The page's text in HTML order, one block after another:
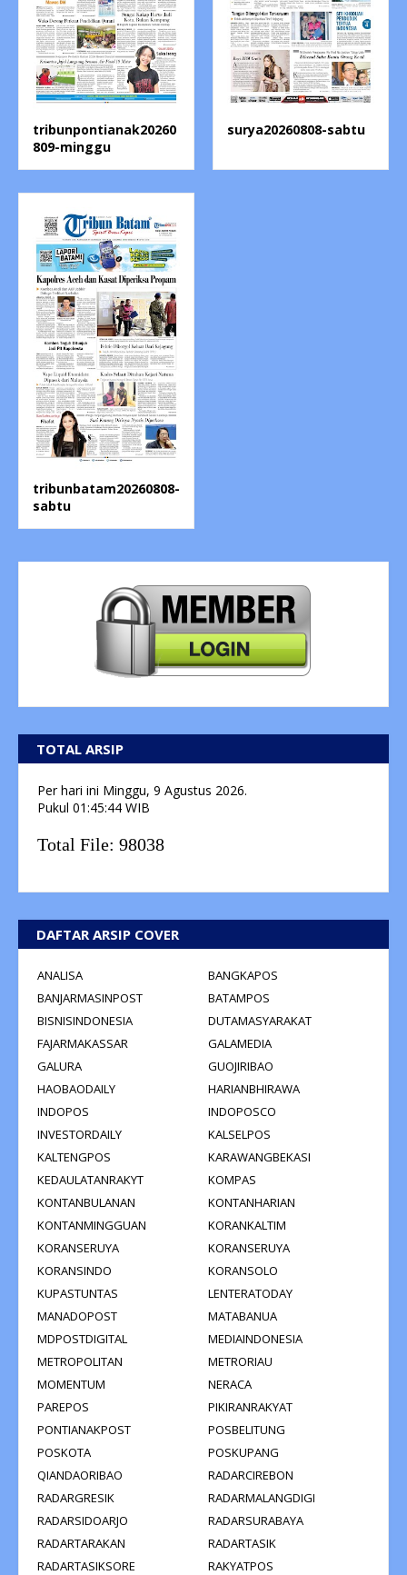
tribunpontianak20260
809-minggu
surya20260808-sabtu
tribunbatam20260808-
sabtu
TOTAL ARSIP
Per hari ini Minggu, 9 Agustus 2026.
Pukul 01:45:44 WIB
Total File: 98038
DAFTAR ARSIP COVER
ANALISA
BANGKAPOS
BANJARMASINPOST
BATAMPOS
BISNISINDONESIA
DUTAMASYARAKAT
FAJARMAKASSAR
GALAMEDIA
GALURA
GUOJIRIBAO
HAOBAODAILY
HARIANBHIRAWA
INDOPOS
INDOPOSCO
INVESTORDAILY
KALSELPOS
KALTENGPOS
KARAWANGBEKASI
KEDAULATANRAKYT
KOMPAS
KONTANBULANAN
KONTANHARIAN
KONTANMINGGUAN
KORANKALTIM
KORANSERUYA
KORANSERUYA
KORANSINDO
KORANSOLO
KUPASTUNTAS
LENTERATODAY
MANADOPOST
MATABANUA
MDPOSTDIGITAL
MEDIAINDONESIA
METROPOLITAN
METRORIAU
MOMENTUM
NERACA
PAREPOS
PIKIRANRAKYAT
PONTIANAKPOST
POSBELITUNG
POSKOTA
POSKUPANG
QIANDAORIBAO
RADARCIREBON
RADARGRESIK
RADARMALANGDIGI
RADARSIDOARJO
RADARSURABAYA
RADARTARAKAN
RADARTASIK
RADARTASIKSORE
RAKYATPOS